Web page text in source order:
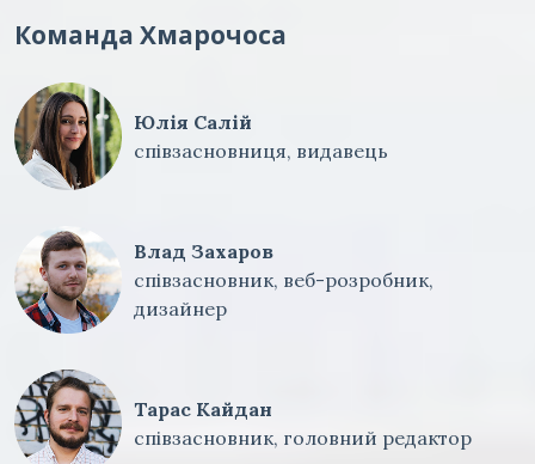
Команда Хмарочоса
Юлія Салій
співзасновниця, видавець
Влад Захаров
співзасновник, веб-розробник,
дизайнер
Тарас Кайдан
співзасновник, головний редактор